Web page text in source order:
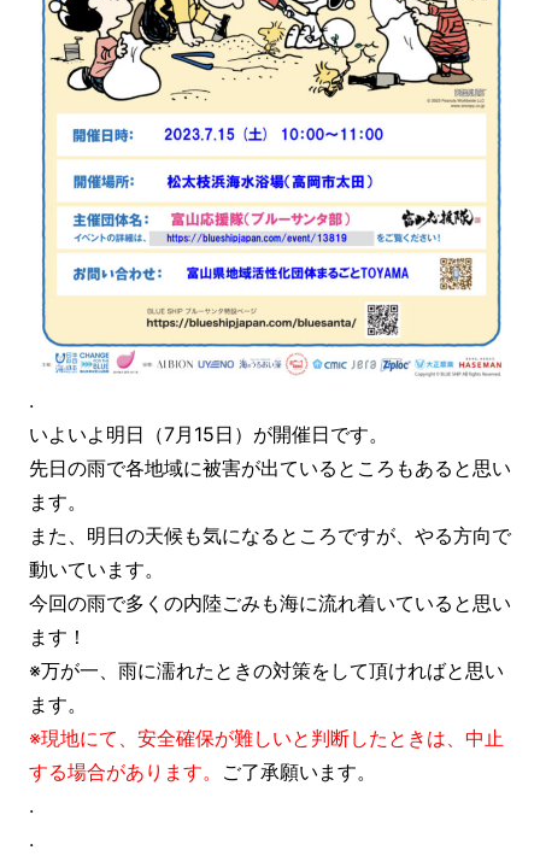
.
いよいよ明日（7月15日）が開催日です。
先日の雨で各地域に被害が出ているところもあると思い
ます。
また、明日の天候も気になるところですが、やる方向で
動いています。
今回の雨で多くの内陸ごみも海に流れ着いていると思い
ます！
※万が一、雨に濡れたときの対策をして頂ければと思い
ます。
※現地にて、安全確保が難しいと判断したときは、中止
する場合があります。
ご了承願います。
.
.